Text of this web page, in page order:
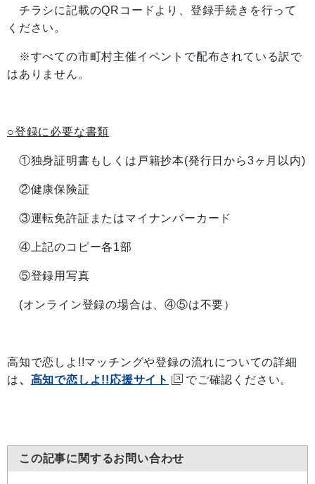
チラシに記載のQRコードより、登録手続きを行って
ください。
※すべての市町村主催イベントで配布されている訳で
はありません。
○登録に必要な書類
①独身証明書もしくは戸籍抄本(発行日から3ヶ月以内)
②健康保険証
③運転免許証またはマイナンバーカード
④上記のコピー各1部
⑤登録用写真
(オンライン登録の場合は、④⑤は不要）
高知で恋しよ!!マッチングや登録の流れについての詳細
は、 高知で恋しよ!!応援サイト でご確認ください。
この記事に関するお問い合わせ